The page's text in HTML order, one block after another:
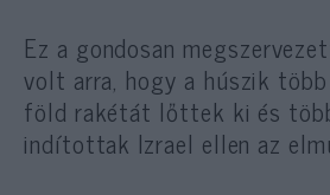
Ez a gondosan
volt arra, hogy a húszik
föld rakétát lőttek ki és
indítottak Izrael ellen az